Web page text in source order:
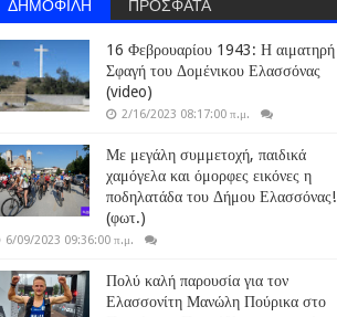
16 Φεβρουαρίου 1943: Η αιματηρή
Σφαγή του Δομένικου Ελασσόνας
(video)
2/16/2023 08:17:00 π.μ.
Με μεγάλη συμμετοχή, παιδικά
χαμόγελα και όμορφες εικόνες η
ποδηλατάδα του Δήμου Ελασσόνας!
(φωτ.)
6/09/2023 09:36:00 π.μ.
Πολύ καλή παρουσία για τον
Ελασσονίτη Μανώλη Πούρικα στο